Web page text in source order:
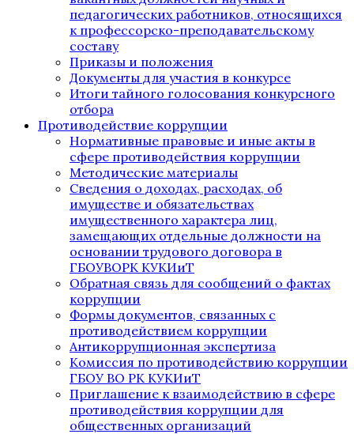
педагогических работников, относящихся
к профессорско-преподавательскому
составу
Приказы и положения
Документы для участия в конкурсе
Итоги тайного голосования конкурсного
отбора
Противодействие коррупции
Нормативные правовые и иные акты в
сфере противодействия коррупции
Методические материалы
Сведения о доходах, расходах, об
имуществе и обязательствах
имущественного характера лиц,
замещающих отдельные должности на
основании трудового договора в
ГБОУВОРК КУКИиТ
Обратная связь для сообщений о фактах
коррупции
Формы документов, связанных с
противодействием коррупции
Антикоррупционная экспертиза
Комиссия по противодействию коррупции
ГБОУ ВО РК КУКИиТ
Приглашение к взаимодействию в сфере
противодействия коррупции для
общественных организаций